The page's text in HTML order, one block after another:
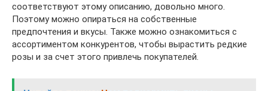
соответствуют этому описанию, довольно много.
Поэтому можно опираться на собственные
предпочтения и вкусы. Также можно ознакомиться с
ассортиментом конкурентов, чтобы вырастить редкие
розы и за счет этого привлечь покупателей.